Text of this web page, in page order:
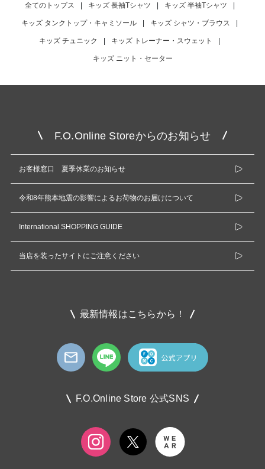
全てのトップス | キッズ 長袖Tシャツ | キッズ 半袖Tシャツ |
キッズ タンクトップ・キャミソール | キッズ シャツ・ブラウス |
キッズ チュニック | キッズ トレーナー・スウェット |
キッズ ニット・セーター
F.O.Online Storeからのお知らせ
お客様窓口 夏季休業のお知らせ
令和8年熊本地震の影響によるお荷物のお届けについて
International SHOPPING GUIDE
当店を装ったサイトにご注意ください
最新情報はこちらから！
F.O.Online Store 公式SNS